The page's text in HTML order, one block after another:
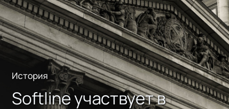
История
Softline участвует в